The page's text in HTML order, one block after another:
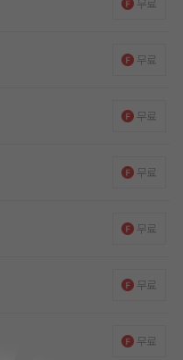
무료
무료
무료
무료
무료
무료